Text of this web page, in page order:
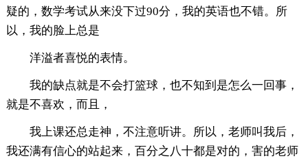
疑的，数学考试从来没下过90分，我的英语也不错。所
以，我的脸上总是
洋溢者喜悦的表情。
我的缺点就是不会打篮球，也不知到是怎么一回事，
就是不喜欢，而且，
我上课还总走神，不注意听讲。所以，老师叫我后，
我还满有信心的站起来，百分之八十都是对的，害的老师